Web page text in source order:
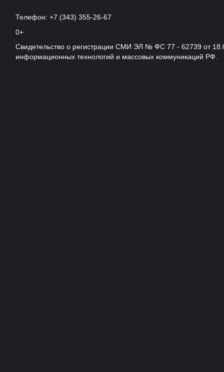
Телефон: +7 (343) 355-26-67
0+
Свидетельство о регистрации СМИ ЭЛ № ФС 77 - 62739 от
информационных технологий и массовых коммуникаций РФ.